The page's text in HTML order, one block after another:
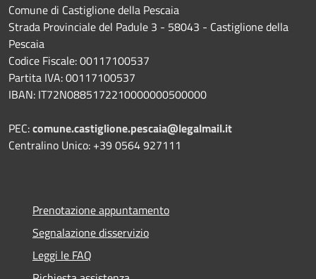
Comune di Castiglione della Pescaia
Strada Provinciale del Padule 3 - 58043 - Castiglione della
Pescaia
Codice Fiscale: 00117100537
Partita IVA: 00117100537
IBAN: IT72N0885172210000000500000
PEC:comune.castiglione.pescaia@legalmail.it
Centralino Unico: +39 0564 927111
Prenotazione appuntamento
Segnalazione disservizio
Leggi le FAQ